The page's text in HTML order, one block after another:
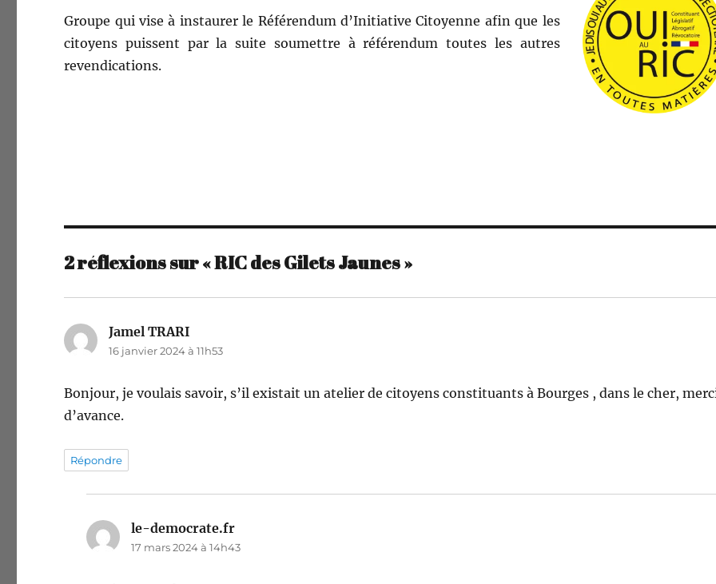
Groupe qui vise à instau­r­er le Référen­dum d’Initiative Citoyenne afin que les
citoyens puis­sent par la suite soumet­tre à référen­dum toutes les autres
revendications.
2 réflexions sur « RIC des Gilets Jaunes »
Jamel TRARI
16 janvier 2024 à 11h53
Bon­jour, je voulais savoir, s’il exis­tait un ate­lier de citoyens con­sti­tu­ants à Bourges , dans le cher,
d’avance.
Répondre
le-democrate.fr
17 mars 2024 à 14h43